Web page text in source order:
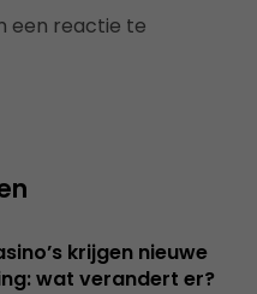
een reactie te
krijgen nieuwe
wat verandert er?